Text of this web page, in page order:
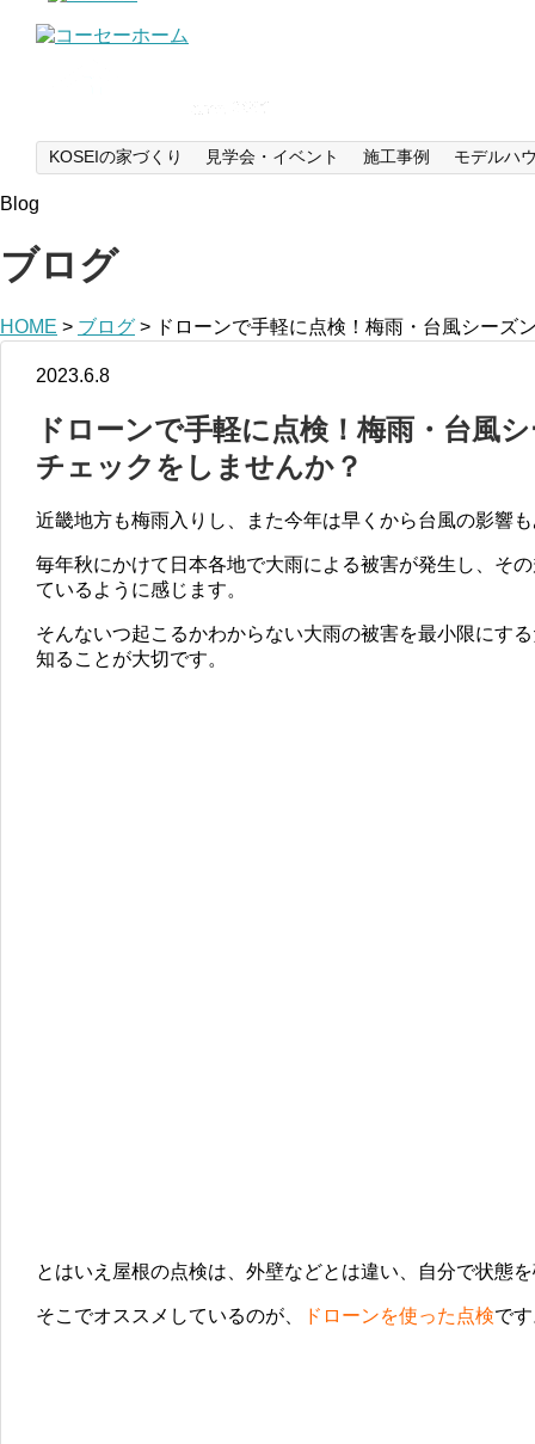
KOSEIの家づくり 見学会・イベント 施工事例 モデルハ
Blog
ブログ
HOME > ブログ > ドローンで手軽に点検！梅雨・台風シーズ
2023.6.8
ドローンで手軽に点検！梅雨・台風
チェックをしませんか？
近畿地方も梅雨入りし、また今年は早くから台風の影響
毎年秋にかけて日本各地で大雨による被害が発生し、そ
ているように感じます。
そんないつ起こるかわからない大雨の被害を最小限にす
知ることが大切です。
とはいえ屋根の点検は、外壁などとは違い、自分で状態
そこでオススメしているのが、 ドローンを使った点検で